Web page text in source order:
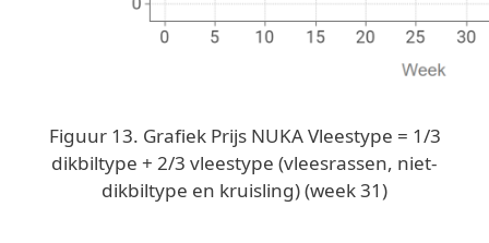
Figuur 13. Grafiek Prijs NUKA Vleestype = 1/3
dikbiltype + 2/3 vleestype (vleesrassen, niet-
dikbiltype en kruisling) (week 31)